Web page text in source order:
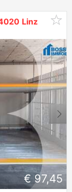
Linz
€ 97,45